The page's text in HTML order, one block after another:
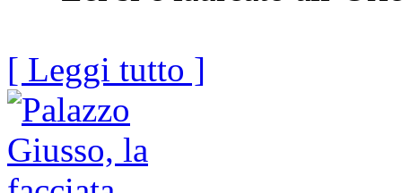
[ Leggi tutto ]